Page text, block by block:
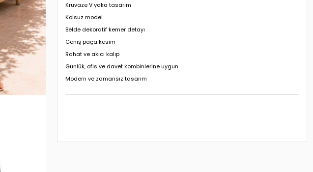
Kruvaze V yaka tasarım
Kolsuz model
Belde dekoratif kemer detayı
Geniş paça kesim
Rahat ve akıcı kalıp
Günlük, ofis ve davet kombinlerine uygun
Modern ve zamansız tasarım